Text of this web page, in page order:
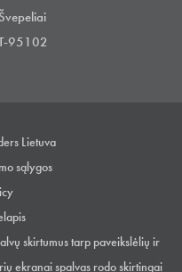
95102
Lietuva
sąlygos
skirtumus tarp paveikslėlių ir
ekranai spalvas rodo skirtingai